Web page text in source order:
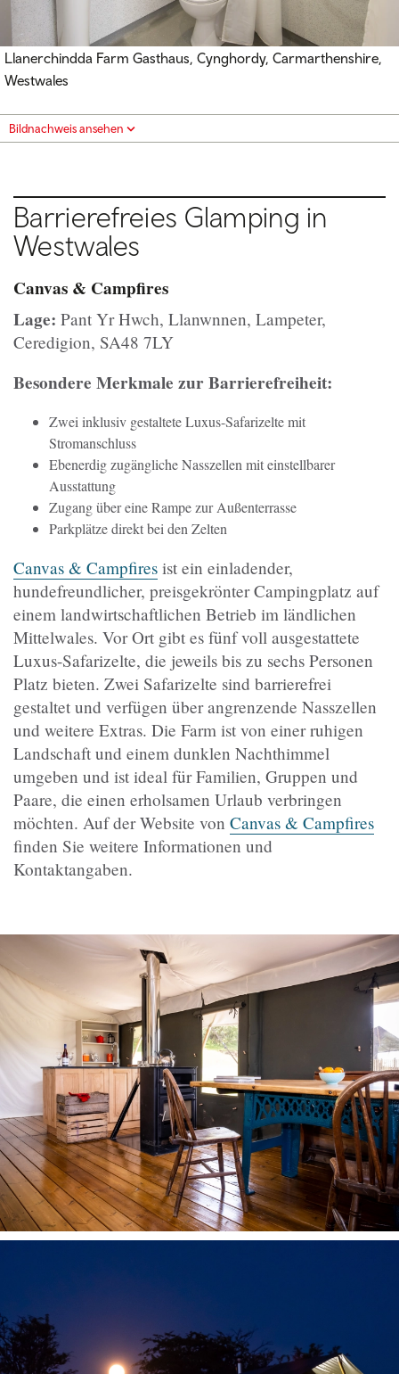
Llanerchindda Farm Gasthaus, Cynghordy, Carmarthenshire,
Westwales
Bildnachweis ansehen
Barrierefreies Glamping in
Westwales
Canvas & Campfires
Lage: Pant Yr Hwch, Llanwnnen, Lampeter,
Ceredigion, SA48 7LY
Besondere Merkmale zur Barrierefreiheit:
Zwei inklusiv gestaltete Luxus-Safarizelte mit
Stromanschluss
Ebenerdig zugängliche Nasszellen mit einstellbarer
Ausstattung
Zugang über eine Rampe zur Außenterrasse
Parkplätze direkt bei den Zelten
Canvas & Campfires ist ein einladender,
hundefreundlicher, preisgekrönter Campingplatz auf
einem landwirtschaftlichen Betrieb im ländlichen
Mittelwales. Vor Ort gibt es fünf voll ausgestattete
Luxus-Safarizelte, die jeweils bis zu sechs Personen
Platz bieten. Zwei Safarizelte sind barrierefrei
gestaltet und verfügen über angrenzende Nasszellen
und weitere Extras. Die Farm ist von einer ruhigen
Landschaft und einem dunklen Nachthimmel
umgeben und ist ideal für Familien, Gruppen und
Paare, die einen erholsamen Urlaub verbringen
möchten. Auf der Website von Canvas & Campfires
finden Sie weitere Informationen und
Kontaktangaben.